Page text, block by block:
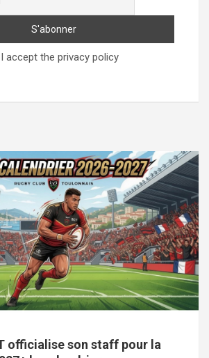
accept the privacy policy
officialise son staff pour la